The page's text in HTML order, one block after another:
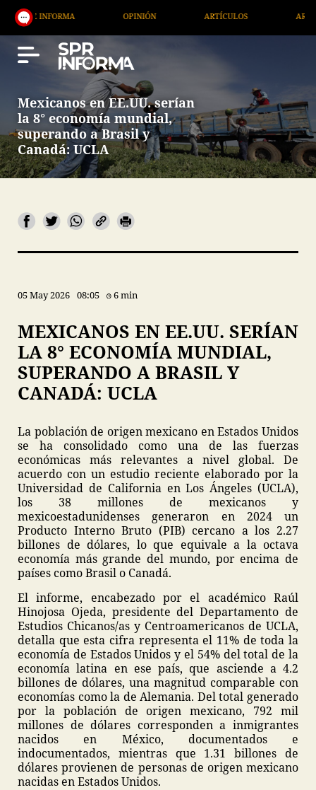
OPINIÓN ARTÍCULOS ARTE /
Mexicanos en EE.UU. serían
la 8° economía mundial,
superando a Brasil y
Canadá: UCLA
05 May 2026 08:05 6 min
MEXICANOS EN EE.UU. SERÍAN
LA 8° ECONOMÍA MUNDIAL,
SUPERANDO A BRASIL Y
CANADÁ: UCLA
La población de origen mexicano en Estados Unidos
se ha consolidado como una de las fuerzas
económicas más relevantes a nivel global. De
acuerdo con un estudio reciente elaborado por la
Universidad de California en Los Ángeles (UCLA),
los 38 millones de mexicanos y
mexicoestadunidenses generaron en 2024 un
Producto Interno Bruto (PIB) cercano a los 2.27
billones de dólares, lo que equivale a la octava
economía más grande del mundo, por encima de
países como Brasil o Canadá.
El informe, encabezado por el académico Raúl
Hinojosa Ojeda, presidente del Departamento de
Estudios Chicanos/as y Centroamericanos de UCLA,
detalla que esta cifra representa el 11% de toda la
economía de Estados Unidos y el 54% del total de la
economía latina en ese país, que asciende a 4.2
billones de dólares, una magnitud comparable con
economías como la de Alemania. Del total generado
por la población de origen mexicano, 792 mil
millones de dólares corresponden a inmigrantes
nacidos en México, documentados e
indocumentados, mientras que 1.31 billones de
dólares provienen de personas de origen mexicano
nacidas en Estados Unidos.